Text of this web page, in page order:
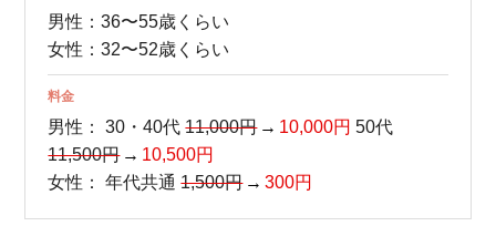
男性：36〜55歳くらい
女性：32〜52歳くらい
料金
男性： 30・40代11,000円 10,000円 50代
11,500円
10,500円
女性：
年代共通1,500円 300円